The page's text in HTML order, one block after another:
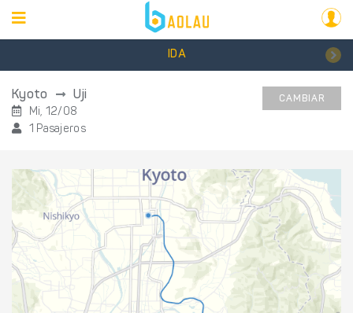
IDA
Kyoto Uji
Mi, 12/08
1 Pasajeros
CAMBIAR